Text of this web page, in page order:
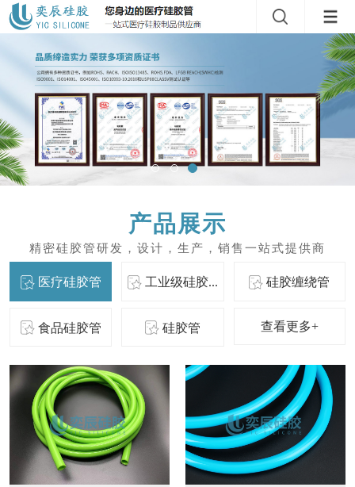
产品展示
医疗硅胶管 工业级硅胶... 硅胶缠绕管
食品硅胶管 硅胶管 查看更多+